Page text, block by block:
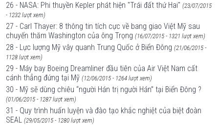
26 - NASA: Phi thuyền Kepler phát hiện "Trái đất thứ Hai" (23/07/2015
- 1232 lượt xem)
27 - Carl Thayer: 8 thông tin tích cực về bang giao Việt Mỹ sau
chuyến thăm Washington của ông Trọng (16/07/2015 - 1321 lượt xem)
28 - Lực lượng Mỹ vây quanh Trung Quốc ở Biển Đông (21/06/2015 -
1128 lượt xem)
29 - Máy bay Boeing Dreamliner đầu tiên của Air Việt Nam cất
cánh thẳng đứng tại Mỹ (12/06/2015 - 1264 lượt xem)
30 - Mỹ sẽ dùng chiêu “người Hán trị người Hán” tại Biển Đông ?
(01/06/2015 - 1287 lượt xem)
31 - Quy trình huấn luyện và đào tạo khắc nghiệt của biệt đoàn
SEAL (29/05/2015 - 1280 lượt xem)